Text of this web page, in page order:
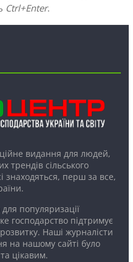
Ctrl+Enter.
видання для людей,
трендів сільського
знаходяться, перш за все,
популяризації
господарство підтримує
Наші журналісти
на нашому сайті було
цікавим.